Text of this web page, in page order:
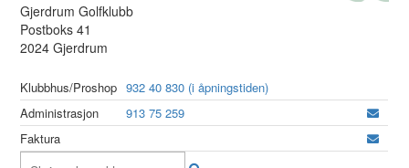
Gjerdrum Golfklubb
Postboks 41
2024 Gjerdrum
Klubbhus/Proshop 932 40 830 (i åpningstiden)
Administrasjon
913 75 259
Faktura